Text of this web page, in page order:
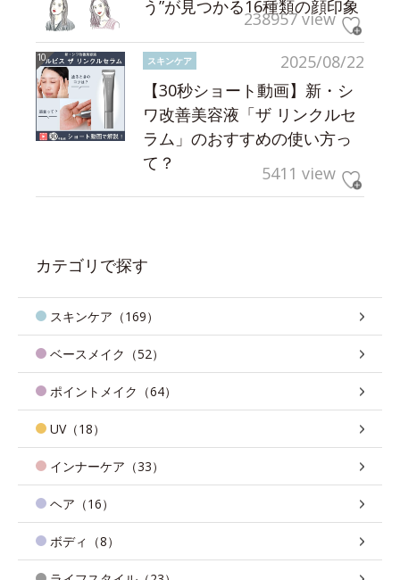
う”が見つかる16種類の顔印象
238957 view
2025/08/22
スキンケア
【30秒ショート動画】新・シ
ワ改善美容液「ザ リンクルセ
ラム」のおすすめの使い方っ
て？
5411 view
カテゴリで探す
スキンケア（169）
ベースメイク（52）
ポイントメイク（64）
UV（18）
インナーケア（33）
ヘア（16）
ボディ（8）